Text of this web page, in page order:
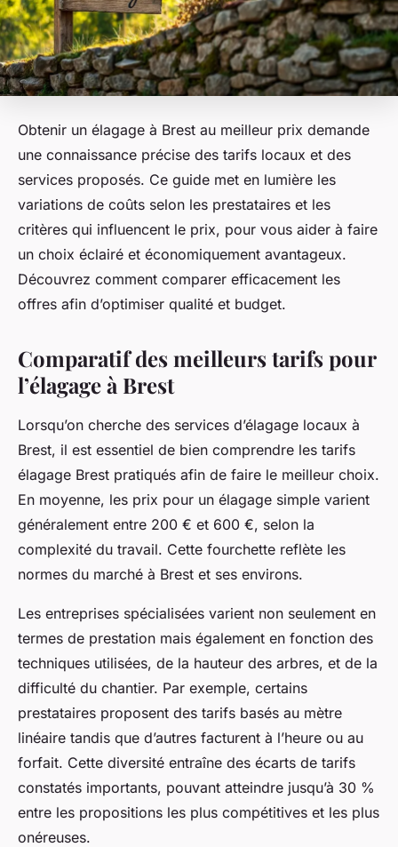
Obtenir un élagage à Brest au meilleur prix demande
une connaissance précise des tarifs locaux et des
services proposés. Ce guide met en lumière les
variations de coûts selon les prestataires et les
critères qui influencent le prix, pour vous aider à faire
un choix éclairé et économiquement avantageux.
Découvrez comment comparer efficacement les
offres afin d’optimiser qualité et budget.
Comparatif des meilleurs tarifs pour
l’élagage à Brest
Lorsqu’on cherche des services d’élagage locaux à
Brest, il est essentiel de bien comprendre les tarifs
élagage Brest pratiqués afin de faire le meilleur choix.
En moyenne, les prix pour un élagage simple varient
généralement entre 200 € et 600 €, selon la
complexité du travail. Cette fourchette reflète les
normes du marché à Brest et ses environs.
Les entreprises spécialisées varient non seulement en
termes de prestation mais également en fonction des
techniques utilisées, de la hauteur des arbres, et de la
difficulté du chantier. Par exemple, certains
prestataires proposent des tarifs basés au mètre
linéaire tandis que d’autres facturent à l’heure ou au
forfait. Cette diversité entraîne des écarts de tarifs
constatés importants, pouvant atteindre jusqu’à 30 %
entre les propositions les plus compétitives et les plus
onéreuses.